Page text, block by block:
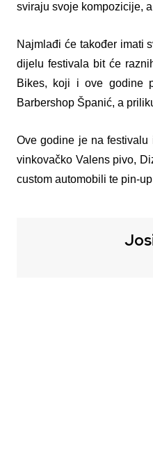
sviraju svoje kompozicije,
Najmlađi će također imati
dijelu festivala bit će
Bikes, koji i ove godine
Barbershop Španić, a
Ove godine je na festivalu
vinkovačko Valens pivo,
custom automobili te pin-